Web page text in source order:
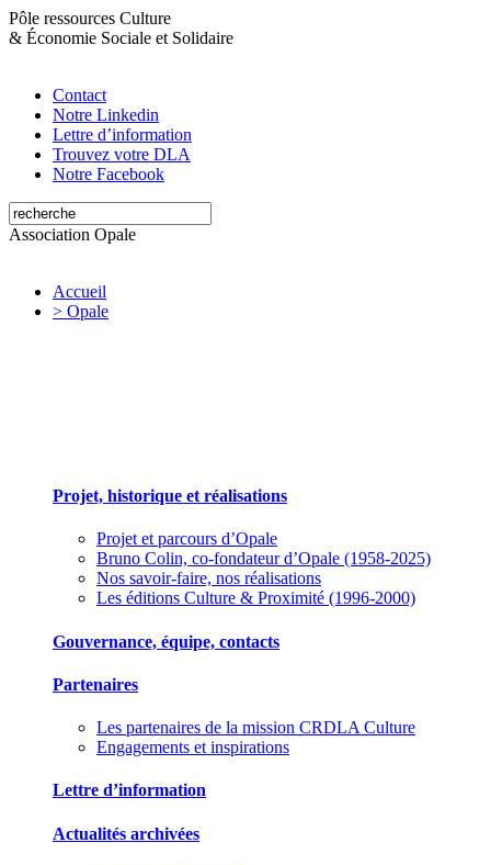
Pôle ressources Culture
& Économie Sociale et Solidaire
Contact
Notre Linkedin
Lettre d’information
Trouvez votre DLA
Notre Facebook
Association Opale
Accueil
> Opale
Projet, historique et réalisations
Projet et parcours d’Opale
Bruno Colin, co-fondateur d’Opale (1958-2025)
Nos savoir-faire, nos réalisations
Les éditions Culture & Proximité (1996-2000)
Gouvernance, équipe, contacts
Partenaires
Les partenaires de la mission CRDLA Culture
Engagements et inspirations
Lettre d’information
Actualités archivées